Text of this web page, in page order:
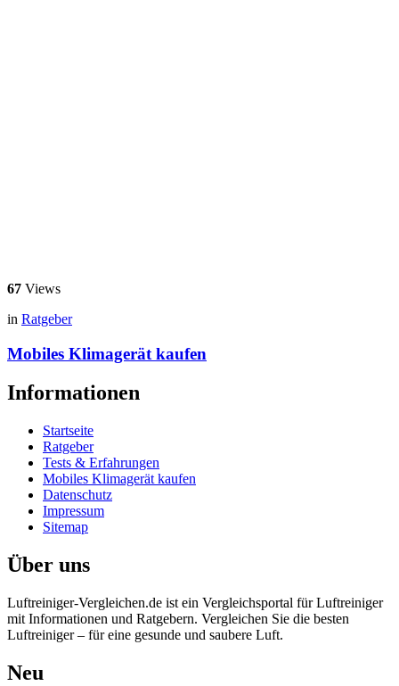
67 Views
in Ratgeber
Mobiles Klimagerät kaufen
Informationen
Startseite
Ratgeber
Tests & Erfahrungen
Mobiles Klimagerät kaufen
Datenschutz
Impressum
Sitemap
Über uns
Luftreiniger-Vergleichen.de ist ein Vergleichsportal für Luftreiniger
mit Informationen und Ratgebern. Vergleichen Sie die besten
Luftreiniger – für eine gesunde und saubere Luft.
Neu